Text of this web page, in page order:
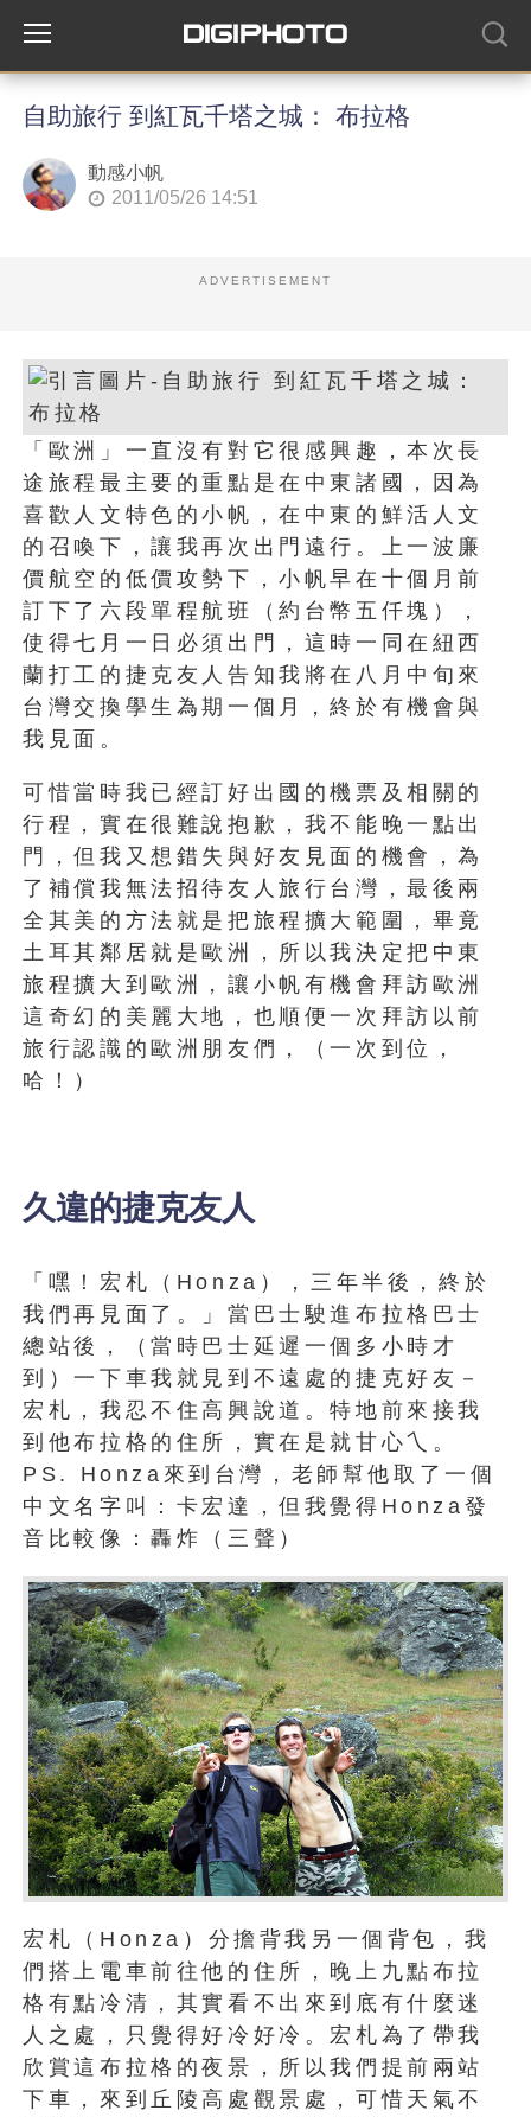
自助旅行 到紅瓦千塔之城： 布拉格
動感小帆
2011/05/26 14:51
ADVERTISEMENT
「歐洲」一直沒有對它很感興趣，本次長
途旅程最主要的重點是在中東諸國，因為
喜歡人文特色的小帆，在中東的鮮活人文
的召喚下，讓我再次出門遠行。上一波廉
價航空的低價攻勢下，小帆早在十個月前
訂下了六段單程航班（約台幣五仟塊），
使得七月一日必須出門，這時一同在紐西
蘭打工的捷克友人告知我將在八月中旬來
台灣交換學生為期一個月，終於有機會與
我見面。
可惜當時我已經訂好出國的機票及相關的
行程，實在很難說抱歉，我不能晚一點出
門，但我又想錯失與好友見面的機會，為
了補償我無法招待友人旅行台灣，最後兩
全其美的方法就是把旅程擴大範圍，畢竟
土耳其鄰居就是歐洲，所以我決定把中東
旅程擴大到歐洲，讓小帆有機會拜訪歐洲
這奇幻的美麗大地，也順便一次拜訪以前
旅行認識的歐洲朋友們，（一次到位，
哈！）
久違的捷克友人
「嘿！宏札（Honza），三年半後，終於
我們再見面了。」當巴士駛進布拉格巴士
總站後，（當時巴士延遲一個多小時才
到）一下車我就見到不遠處的捷克好友－
宏札，我忍不住高興說道。特地前來接我
到他布拉格的住所，實在是就甘心乀。
PS. Honza來到台灣，老師幫他取了一個
中文名字叫：卡宏達，但我覺得Honza發
音比較像：轟炸（三聲）
宏札（Honza）分擔背我另一個背包，我
們搭上電車前往他的住所，晚上九點布拉
格有點冷清，其實看不出來到底有什麼迷
人之處，只覺得好冷好冷。宏札為了帶我
欣賞這布拉格的夜景，所以我們提前兩站
下車，來到丘陵高處觀景處，可惜天氣不